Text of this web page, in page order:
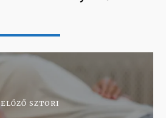
ELŐZŐ SZTORI